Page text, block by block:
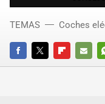
FACEBOOKTWITTERFLIPBOARD
E-
TEMAS Coches